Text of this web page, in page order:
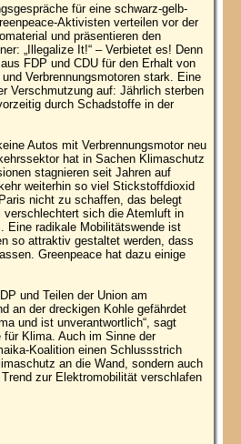
für eine schwarz-gelb-
Aktivisten verteilen vor der
und präsentieren den
„Illegalize It!“ – Verbietet es! Denn
FDP und CDU für den Erhalt von
Verbrennungsmotoren stark. Eine
Verschmutzung auf: Jährlich sterben
durch Schadstoffe in der
Autos mit Verbrennungsmotor neu
hat in Sachen Klimaschutz
stagnieren seit Jahren auf
weiterhin so viel Stickstoffdioxid
nicht zu schaffen, das belegt
verschlechtert sich die Atemluft in
Eine radikale Mobilitätswende ist
so attraktiv gestaltet werden, dass
Greenpeace hat dazu einige
und Teilen der Union am
an der dreckigen Kohle gefährdet
und ist unverantwortlich“, sagt
für Klima. Auch im Sinne der
Koalition einen Schlussstrich
an die Wand, sondern auch
zur Elektromobilität verschlafen